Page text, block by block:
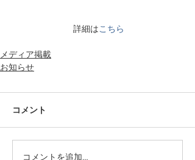
詳細はこちら
メディア掲載
お知らせ
コメント
コメントを追加…